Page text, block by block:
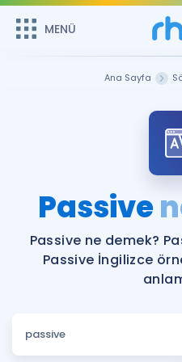
MENÜ
ÜYE
Sepetin
Remzi Hoca ile seni sınava
MENÜ
Faydalı Araçlar
Sözlük
Hakkımızda
Ana Sayfa
Passive
Passive ne demek?
Passive İngilizce